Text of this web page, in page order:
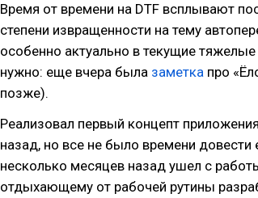
Время от времени на DTF всплывают
степени извращенности на тему
особенно актуально в текущие
нужно: еще вчера была заметка про
позже).
Реализовал первый концепт
назад, но все не было времени
несколько месяцев назад ушел с
отдыхающему от рабочей рутины